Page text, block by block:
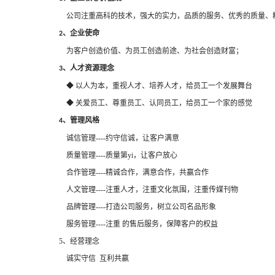
公司注重高科的技术，强大的实力，品质的服务、优秀的质量、
2、企业使命
为客户创造价值、为员工创造前途、为社会创造财富；
3、人才资源理念
◆ 以人为本，重视人才、培养人才，给员工一个发展舞台
◆ 关爱员工、尊重员工、认同员工，给员工一个家的感觉
4、管理风格
诚信管理----约守信诚，让客户满意
质量管理----质量第yi，让客户放心
合作管理----精诚合作，满意合作，共赢合作
人文管理----注重人才，注重文化氛围，注重传媒刊物
品牌管理----打造公司服务，树立公司名品形象
服务管理----注重 的售后服务，保障客户的权益
5、经营理念
诚实守信 互利共赢